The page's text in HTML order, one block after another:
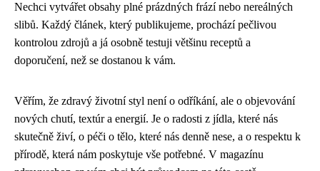
Nechci vytvářet obsahy plné prázdných frází nebo nereálných
slibů. Každý článek, který publikujeme, prochází pečlivou
kontrolou zdrojů a já osobně testuji většinu receptů a
doporučení, než se dostanou k vám.
Věřím, že zdravý životní styl není o odříkání, ale o objevování
nových chutí, textúr a energií. Je o radosti z jídla, které nás
skutečně živí, o péči o tělo, které nás denně nese, a o respektu k
přírodě, která nám poskytuje vše potřebné. V magazínu